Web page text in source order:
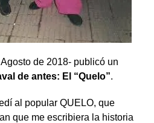
WhatsApp Imprimir
de 2018- publicó un
de antes: El “Quelo”.
al popular QUELO, que
que me escribiera la historia